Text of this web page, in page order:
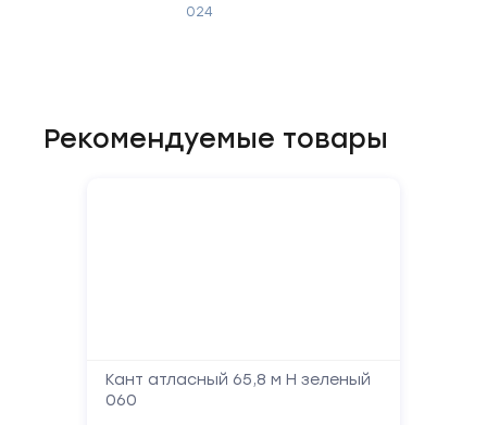
024
Рекомендуемые товары
Кант атласный 65,8 м Н зеленый
060